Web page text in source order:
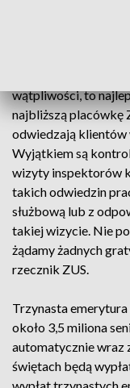
wątpliwości, to
najbliższą placówkę
odwiedzają klientów
Wyjątkiem są
wizyty inspektorów
takich odwiedzin
służbową lub z
takiej wizycie. Nie
żądamy żadnych
rzecznik ZUS.
Trzynasta
około 3,5 miliona
automatycznie wraz
świętach będą